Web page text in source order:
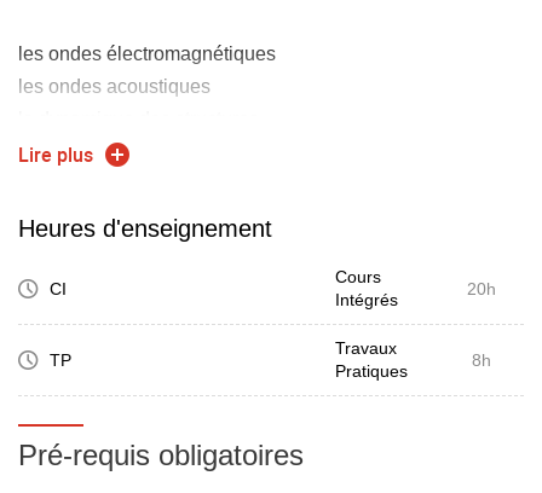
les ondes électromagnétiques
les ondes acoustiques
la caractérisation des matériaux
matériaux seront présentées.
A l'issu de ce module, les élèves auront acquis des
compétences dans la caractérisation physique des
Ce module est préconisé, mais non obligatoire, pour suivre
le module d'approfondissement « Physique appliquée » au
Lire plus
Heures d'enseignement
CI
Cours
Intégrés
20h
TP
Travaux
Pratiques
8h
Pré-requis obligatoires